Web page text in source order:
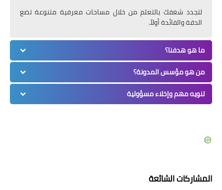
لتجدد شغفك بالتعلم من خلال مساحات معرفية متنوعة تضع
الدقة والفائدة أولاً.
ما هو هدفنا؟
من هو مؤسس المدونة؟
تنويه مهم وإخلاء مسؤولية
المشاركات الشائعة